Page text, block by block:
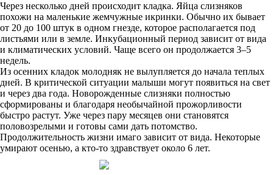
Через несколько дней происходит кладка. Яйца слизняков
похожи на маленькие жемчужные икринки. Обычно их бывает
от 20 до 100 штук в одном гнезде, которое располагается под
листьями или в земле. Инкубационный период зависит от вида
и климатических условий. Чаще всего он продолжается 3–5
недель.
Из осенних кладок молодняк не вылупляется до начала теплых
дней. В критической ситуации малыши могут появиться на свет
и через два года. Новорожденные слизняки полностью
сформированы и благодаря необычайной прожорливости
быстро растут. Уже через пару месяцев они становятся
половозрелыми и готовы сами дать потомство.
Продолжительность жизни имаго зависит от вида. Некоторые
умирают осенью, а кто-то здравствует около 6 лет.